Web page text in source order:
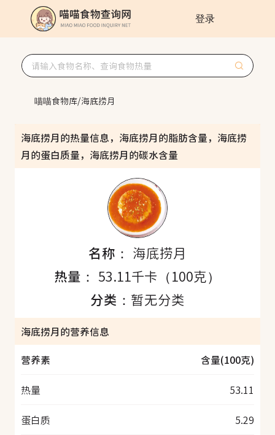
登录
喵喵食物库/海底捞月
海底捞月的热量信息，海底捞月的脂肪含量，海底捞
月的蛋白质量，海底捞月的碳水含量
名称： 海底捞月
热量： 53.11千卡（100克）
分类： 暂无分类
海底捞月的营养信息
营养素
含量(100克)
热量 53.11
蛋白质 5.29